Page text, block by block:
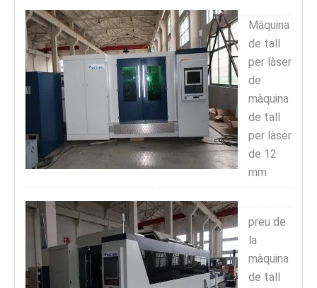
Màquina
de tall
per làser
de
màquina
de tall
per làser
de 12
mm
preu de
la
màquina
de tall